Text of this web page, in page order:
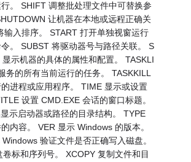
。 SHIFT 调整批处理文件中可替换参
让机器在本地或远程正确关
输入排序。 START 打开单独视窗运行
。 SUBST 将驱动器号与路径关联。 S
示机器的具体的属性和配置。 TASKLI
务的所有当前运行的任务。 TASKKILL
进程或应用程序。 TIME 显示或设置
设置 CMD.EXE 会话的窗口标题。
示启动器或路径的目录结构。 TYPE
内容。 VER 显示 Windows 的版本。
验证文件是否正确写入磁盘。
卷标和序列号。 XCOPY 复制文件和目